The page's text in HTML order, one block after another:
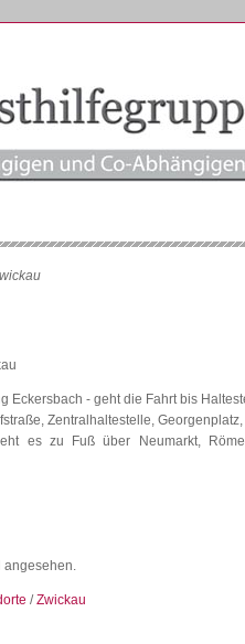
Eckersbach - geht die Fahrt bis
Zentralhaltestelle,
es zu Fuß über Neumarkt,
/Zwickau